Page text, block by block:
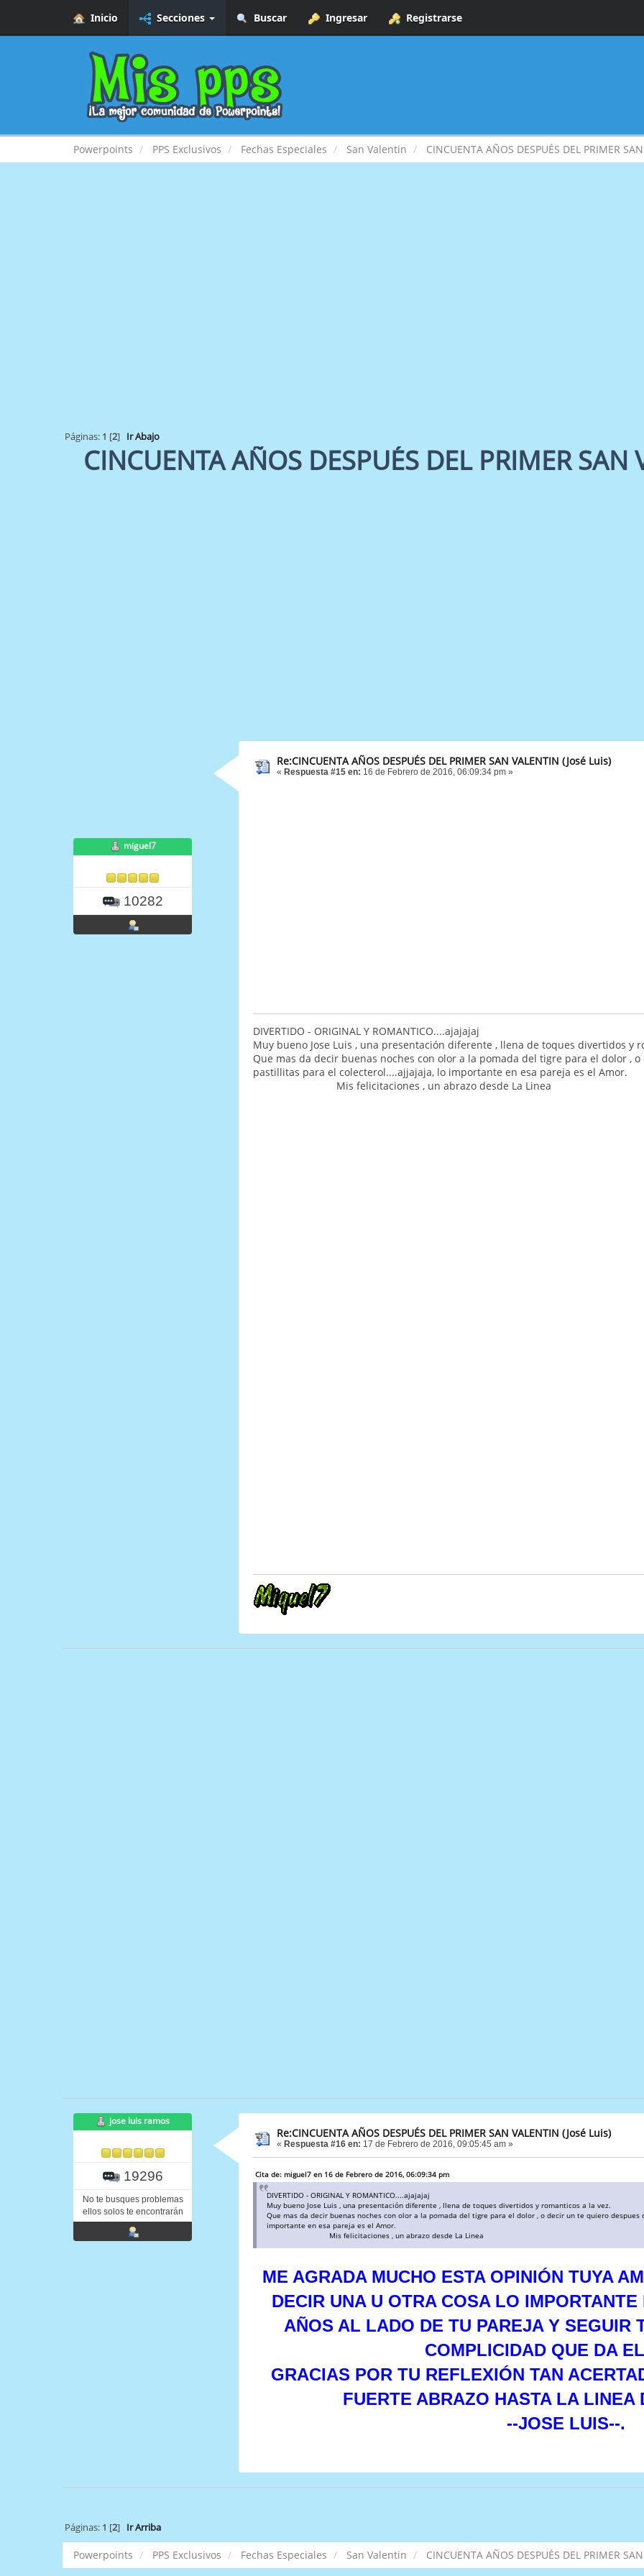
Inicio Secciones Buscar Ingresar Registrarse
Powerpoints PPS Exclusivos Fechas Especiales San Valentin CINCUENTA AÑOS DESPUÉS DEL PRIMER
Páginas: 1 [2] Ir Abajo
CINCUENTA AÑOS DESPUÉS DEL PRIMER
miguel7
10282
Re:CINCUENTA AÑOS DESPUÉS DEL PRIMER SAN VALENTIN (José Luis)
« Respuesta #15 en: 16 de Febrero de 2016, 06:09:34 pm »
DIVERTIDO - ORIGINAL Y ROMANTICO....ajajajaj
Muy bueno Jose Luis , una presentación diferente , llena de toques divertidos y
Que mas da decir buenas noches con olor a la pomada del tigre para el dolor ,
pastillitas para el colecterol....ajjajaja, lo importante en esa pareja es el Amor.
Mis felicitaciones , un abrazo desde La Linea
jose luis ramos
19296
No te busques problemas
ellos solos te encontrarán
Re:CINCUENTA AÑOS DESPUÉS DEL PRIMER SAN VALENTIN (José Luis)
« Respuesta #16 en: 17 de Febrero de 2016, 09:05:45 am »
Cita de: miguel7 en 16 de Febrero de 2016, 06:09:34 pm
DIVERTIDO - ORIGINAL Y ROMANTICO....ajajajaj
Muy bueno Jose Luis , una presentación diferente , llena de toques divertidos y romanticos a la vez.
Que mas da decir buenas noches con olor a la pomada del tigre para el dolor , o decir un te quiero
importante en esa pareja es el Amor.
Mis felicitaciones , un abrazo desde La Linea
ME AGRADA MUCHO ESTA OPINIÓN TUYA
DECIR UNA U OTRA COSA LO
AÑOS AL LADO DE TU PAREJA Y SEGUIR
COMPLICIDAD QUE DA
GRACIAS POR TU REFLEXIÓN TAN
FUERTE ABRAZO HASTA LA LINEA
--JOSE LUIS--.
Páginas: 1 [2] Ir Arriba
Powerpoints PPS Exclusivos Fechas Especiales San Valentin CINCUENTA AÑOS DESPUÉS DEL PRIMER